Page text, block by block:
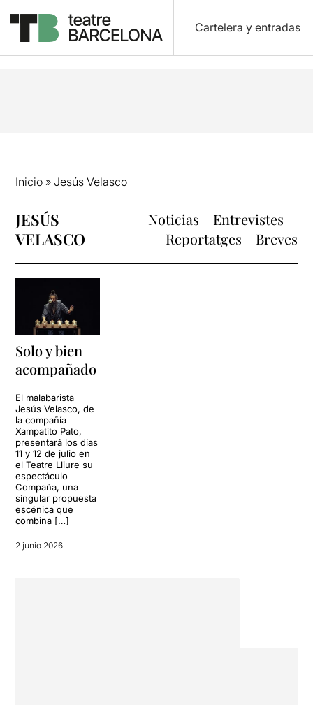
Cartelera y entradas
Inicio » Jesús Velasco
JESÚS
VELASCO
Noticias
Entrevistes
Reportatges
Breves
Solo y bien
acompañado
El malabarista
Jesús Velasco, de
la compañía
Xampatito Pato,
presentará los días
11 y 12 de julio en
el Teatre Lliure su
espectáculo
Compaña, una
singular propuesta
escénica que
combina […]
2 junio 2026